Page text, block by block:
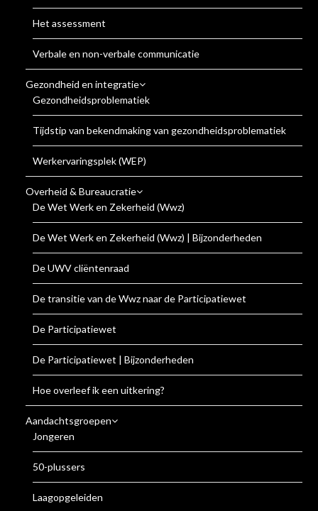
Het assessment
Verbale en non-verbale communicatie
Gezondheid en integratie
Gezondheidsproblematiek
Tijdstip van bekendmaking van gezondheidsproblematiek
Werkervaringsplek (WEP)
Overheid & Bureaucratie
De Wet Werk en Zekerheid (Wwz)
De Wet Werk en Zekerheid (Wwz) | Bijzonderheden
De UWV cliëntenraad
De transitie van de Wwz naar de Participatiewet
De Participatiewet
De Participatiewet | Bijzonderheden
Hoe overleef ik een uitkering?
Aandachtsgroepen
Jongeren
50-plussers
Laagopgeleiden